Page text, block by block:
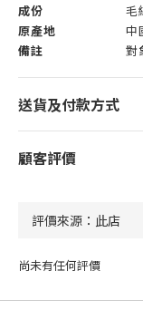
成份
毛
原產地
中
備註
對
送貨及付款方式
顧客評價
尚未有任何評價